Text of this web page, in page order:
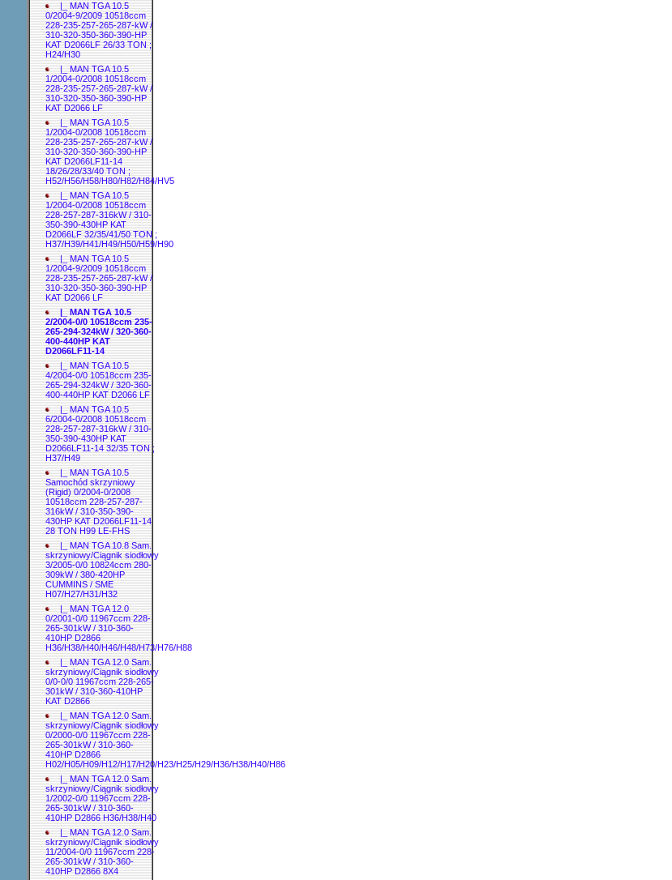
|_ MAN TGA 10.5
0/2004-9/2009 10518ccm
228-235-257-265-287-kW /
310-320-350-360-390-HP
KAT D2066LF 26/33 TON ;
H24/H30
|_ MAN TGA 10.5
1/2004-0/2008 10518ccm
228-235-257-265-287-kW /
310-320-350-360-390-HP
KAT D2066 LF
|_ MAN TGA 10.5
1/2004-0/2008 10518ccm
228-235-257-265-287-kW /
310-320-350-360-390-HP
KAT D2066LF11-14
18/26/28/33/40 TON ;
H52/H56/H58/H80/H82/H84/HV5
|_ MAN TGA 10.5
1/2004-0/2008 10518ccm
228-257-287-316kW / 310-
350-390-430HP KAT
D2066LF 32/35/41/50 TON ;
H37/H39/H41/H49/H50/H59/H90
|_ MAN TGA 10.5
1/2004-9/2009 10518ccm
228-235-257-265-287-kW /
310-320-350-360-390-HP
KAT D2066 LF
|_ MAN TGA 10.5
2/2004-0/0 10518ccm 235-
265-294-324kW / 320-360-
400-440HP KAT
D2066LF11-14
|_ MAN TGA 10.5
4/2004-0/0 10518ccm 235-
265-294-324kW / 320-360-
400-440HP KAT D2066 LF
|_ MAN TGA 10.5
6/2004-0/2008 10518ccm
228-257-287-316kW / 310-
350-390-430HP KAT
D2066LF11-14 32/35 TON ;
H37/H49
|_ MAN TGA 10.5
Samochód skrzyniowy
(Rigid) 0/2004-0/2008
10518ccm 228-257-287-
316kW / 310-350-390-
430HP KAT D2066LF11-14
28 TON H99 LE-FHS
|_ MAN TGA 10.8 Sam.
skrzyniowy/Ciągnik siodłowy
3/2005-0/0 10824ccm 280-
309kW / 380-420HP
CUMMINS / SME
H07/H27/H31/H32
|_ MAN TGA 12.0
0/2001-0/0 11967ccm 228-
265-301kW / 310-360-
410HP D2866
H36/H38/H40/H46/H48/H73/H76/H88
|_ MAN TGA 12.0 Sam.
skrzyniowy/Ciągnik siodłowy
0/0-0/0 11967ccm 228-265-
301kW / 310-360-410HP
KAT D2866
|_ MAN TGA 12.0 Sam.
skrzyniowy/Ciągnik siodłowy
0/2000-0/0 11967ccm 228-
265-301kW / 310-360-
410HP D2866
H02/H05/H09/H12/H17/H20/H23/H25/H29/H36/H38/H40/H86
|_ MAN TGA 12.0 Sam.
skrzyniowy/Ciągnik siodłowy
1/2002-0/0 11967ccm 228-
265-301kW / 310-360-
410HP D2866 H36/H38/H40
|_ MAN TGA 12.0 Sam.
skrzyniowy/Ciągnik siodłowy
11/2004-0/0 11967ccm 228-
265-301kW / 310-360-
410HP D2866 8X4